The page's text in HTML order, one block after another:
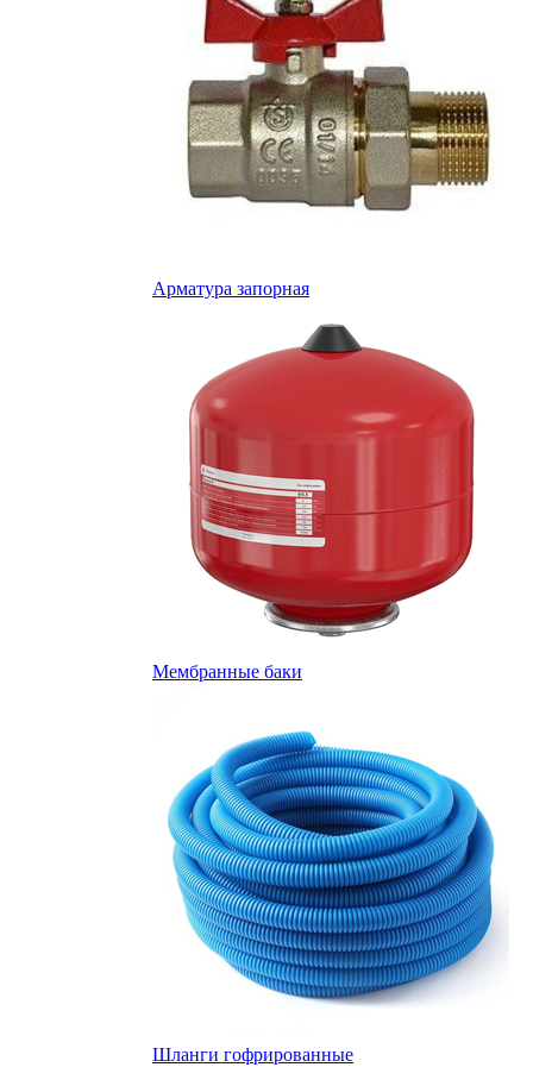
Арматура запорная
Мембранные баки
Шланги гофрированные